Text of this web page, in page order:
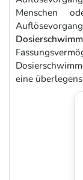
Menschen
eine